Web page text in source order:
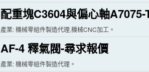
配重塊C3604與偏心軸A7075-
產業: 機械零組件製造代理,機械CNC加工。
AF-4 釋氣閥-尋求報價
產業: 機械零組件製造代理。